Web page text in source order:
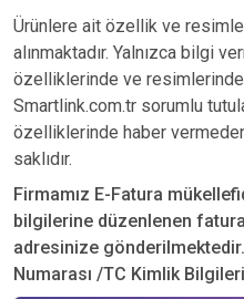
Ürünlere ait özellik ve
alınmaktadır. Yalnızca bilgi
özelliklerinde ve
Smartlink.com.tr sorumlu
özelliklerinde haber
saklıdır.
Firmamız E-Fatura
bilgilerine düzenlenen
adresinize
Numarası /TC Kimlik